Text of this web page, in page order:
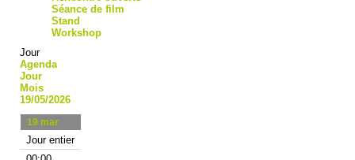
Séance de film
Stand
Workshop
Jour
Agenda
Jour
Mois
19/05/2026
19 mar
Jour entier